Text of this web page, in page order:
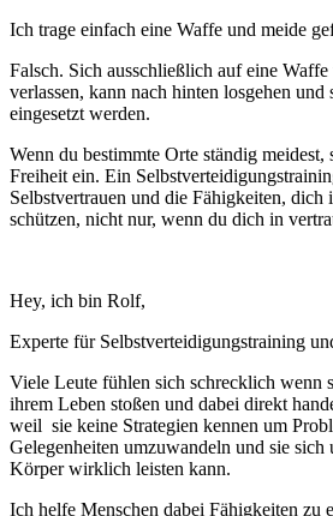
Ich trage einfach eine Waffe und meide
Falsch. Sich ausschließlich auf eine
verlassen, kann nach hinten losgehen und
eingesetzt werden.
Wenn du bestimmte Orte ständig meidest,
Freiheit ein. Ein
Selbstvertrauen und die Fähigkeiten, dich
schützen, nicht nur, wenn du dich in
Hey, ich bin Rolf,
Experte für Selbstverteidigungstraining
Viele Leute fühlen sich schrecklich wenn
ihrem Leben stoßen und dabei direkt
weil sie keine Strategien kennen um
Gelegenheiten umzuwandeln und sie sich
Körper wirklich leisten kann.
Ich helfe Menschen dabei Fähigkeiten zu